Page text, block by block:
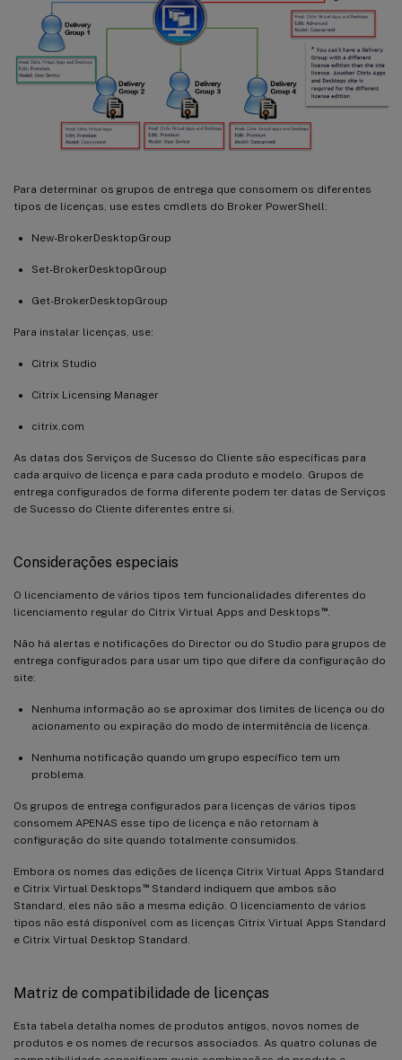
Para determinar os grupos de entrega que consomem os diferentes
tipos de licenças, use estes cmdlets do Broker PowerShell:
New-BrokerDesktopGroup
Set-BrokerDesktopGroup
Get-BrokerDesktopGroup
Para instalar licenças, use:
Citrix Studio
Citrix Licensing Manager
citrix.com
As datas dos Serviços de Sucesso do Cliente são específicas para
cada arquivo de licença e para cada produto e modelo. Grupos de
entrega configurados de forma diferente podem ter datas de Serviços
de Sucesso do Cliente diferentes entre si.
Considerações especiais
O licenciamento de vários tipos tem funcionalidades diferentes do
licenciamento regular do Citrix Virtual Apps and Desktops ™.
Não há alertas e notificações do Director ou do Studio para grupos de
entrega configurados para usar um tipo que difere da configuração do
site:
Nenhuma informação ao se aproximar dos limites de licença ou do
acionamento ou expiração do modo de intermitência de licença.
Nenhuma notificação quando um grupo específico tem um
problema.
Os grupos de entrega configurados para licenças de vários tipos
consomem APENAS esse tipo de licença e não retornam à
configuração do site quando totalmente consumidos.
Embora os nomes das edições de licença Citrix Virtual Apps Standard
e Citrix Virtual Desktops ™Standard indiquem que ambos são
Standard, eles não são a mesma edição. O licenciamento de vários
tipos não está disponível com as licenças Citrix Virtual Apps Standard
e Citrix Virtual Desktop Standard.
Matriz de compatibilidade de licenças
Esta tabela detalha nomes de produtos antigos, novos nomes de
produtos e os nomes de recursos associados. As quatro colunas de